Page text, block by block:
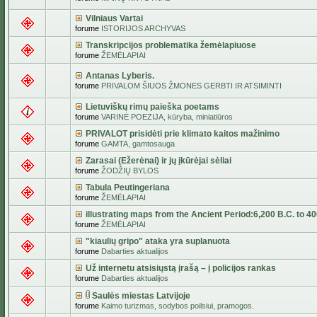
Vilniaus Vartai
forume ISTORIJOS ARCHYVAS
Transkripcijos problematika žemėlapiuose
forume ŽEMĖLAPIAI
Antanas Lyberis.
forume PRIVALOM ŠIUOS ŽMONES GERBTI IR ATSIMINTI
Lietuviškų rimų paieška poetams
forume VARINĖ POEZIJA, kūryba, miniatiūros
PRIVALOT prisidėti prie klimato kaitos mažinimo
forume GAMTA, gamtosauga
Zarasai (Ežerėnai) ir jų įkūrėjai sėliai
forume ŽODŽIŲ BYLOS
Tabula Peutingeriana
forume ŽEMĖLAPIAI
illustrating maps from the Ancient Period:6,200 B.C. to
forume ŽEMĖLAPIAI
"kiaulių gripo" ataka yra suplanuota
forume Dabarties aktualijos
Už internetu atsisiųstą įrašą – į policijos rankas
forume Dabarties aktualijos
Saulės miestas Latvijoje
forume Kaimo turizmas, sodybos poilsiui, pramogos.